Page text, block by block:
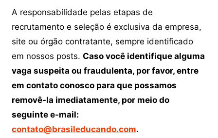
A responsabilidade pelas etapas de
recrutamento e seleção é exclusiva da empresa,
site ou órgão contratante, sempre identificado
em nossos posts. Caso você identifique alguma
vaga suspeita ou fraudulenta, por favor, entre
em contato conosco para que possamos
removê-la imediatamente, por meio do
seguinte e-mail:
contato@brasileducando.com.